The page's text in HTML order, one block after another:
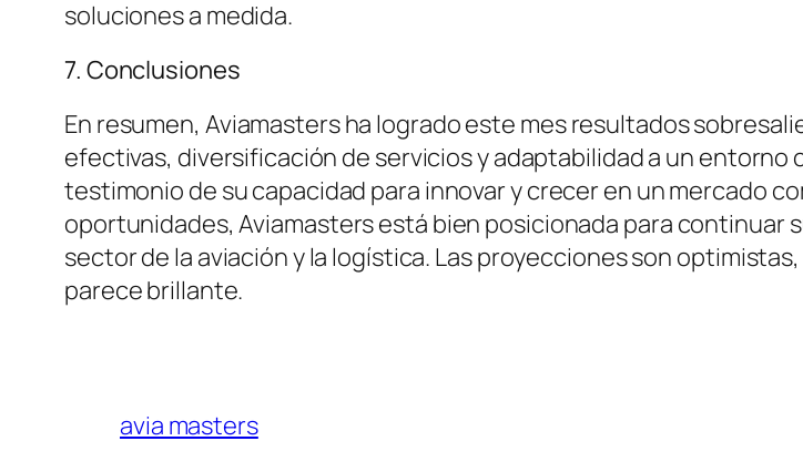
soluciones a medida.
7. Conclusiones
En resumen, Aviamasters ha logrado este mes resultados
efectivas, diversificación de servicios y adaptabilidad a un entorno
testimonio de su capacidad para innovar y crecer en un mercado
oportunidades, Aviamasters está bien posicionada para continuar
sector de la aviación y la logística. Las proyecciones son
parece brillante.
avia masters